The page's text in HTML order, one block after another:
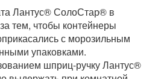
Лантус® СолоСтар® в
тем, чтобы контейнеры
с морозильным
упаковками.
шприц-ручку Лантус®